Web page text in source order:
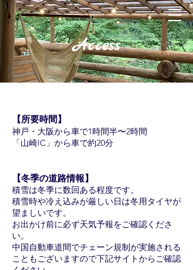
Access
【所要時間】
神戸・大阪から車で1時間半〜2時間
「山崎IC」から車で約20分
【冬季の道路情報】
積雪は冬季に数回ある程度です。
積雪時や冷え込みが厳しい日は冬用タイヤが
望ましいです。
お出かけ前に必ず天気予報をご確認くださ
い。
中国自動車道間でチェーン規制が実施される
ことも​ございますので下記サイトからご確認